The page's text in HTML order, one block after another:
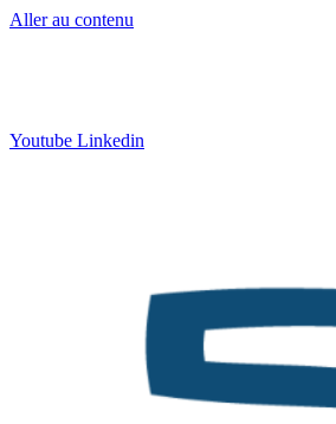
Aller au contenu
Youtube Linkedin